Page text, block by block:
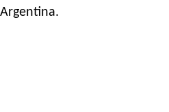
Argentina.